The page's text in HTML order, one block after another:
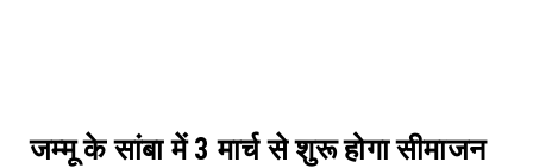
जम्मू के सांबा में 3 मार्च से शुरू होगा सीमाजन